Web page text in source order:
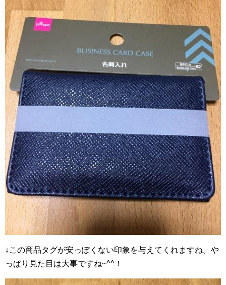
↓この商品タグが安っぽくない印象を与えてくれますね。や
っぱり見た目は大事ですね~^^！